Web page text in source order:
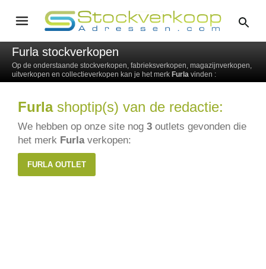
Furla stockverkopen
Op de onderstaande stockverkopen, fabrieksverkopen, magazijnverkopen,
uitverkopen en collectieverkopen kan je het merk Furla vinden :
Furlashoptip(s) van de redactie:
We hebben op onze site nog 3 outlets gevonden die
het merk Furlaverkopen:
FURLA OUTLET